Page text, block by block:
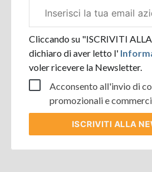
aziendale
Cliccando su "ISCRIVITI
dichiaro di aver letto l'
voler ricevere la Newsletter.
Acconsento all'invio di
promozionali e
ISCRIVITI ALLA